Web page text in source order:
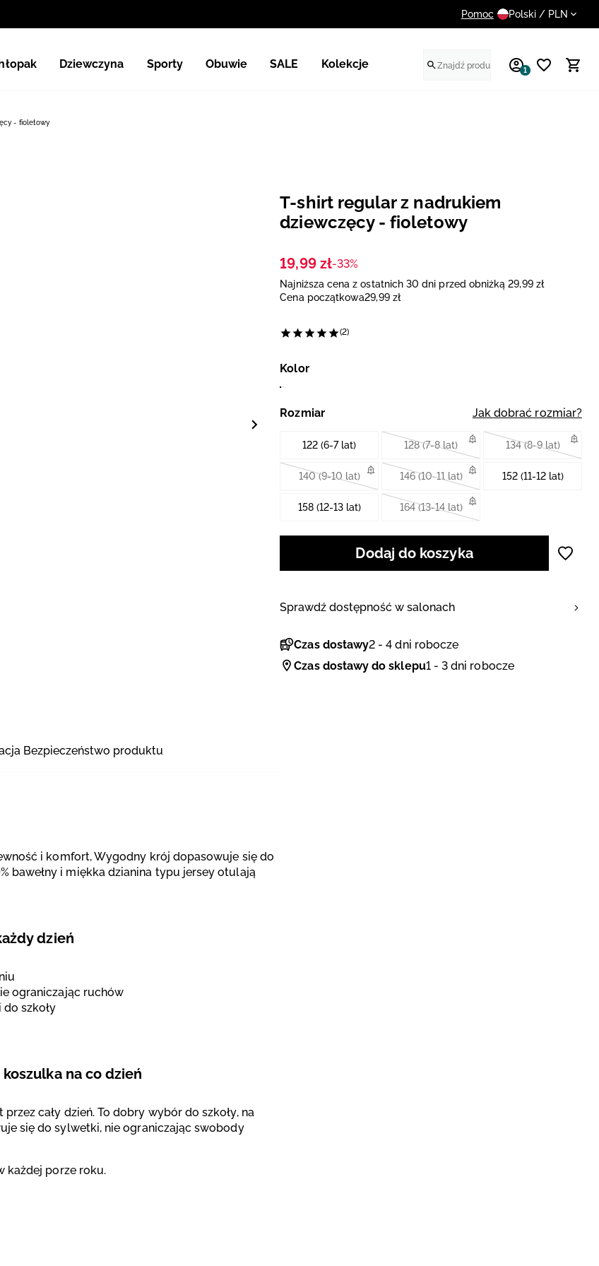
14 dni na darmowy zwrot
Pomoc Polski / PLN
Dziewczyna Sporty Obuwie SALE Kolekcje 1
- fioletowy
Bezpieczeństwo produktu
i komfort, Wygodny krój dopasowuje się do
bawełny i miękka dzianina typu jersey otulają
dzień
ograniczając ruchów
szkoły
na co dzień
cały dzień. To dobry wybór do szkoły, na
się do sylwetki, nie ograniczając swobody
każdej porze roku.
T-shirt regular z nadrukiem
dziewczęcy - fioletowy
19,99 zł-33%
Najniższa cena z ostatnich 30 dni przed obniżką 29,99 zł
Cena początkowa29,99 zł
(2)
Kolor
Rozmiar Jak dobrać rozmiar?
122 (6-7 lat) 128 (7-8 lat) 134 (8-9 lat)
140 (9-10 lat) 146 (10-11 lat) 152 (11-12 lat)
158 (12-13 lat) 164 (13-14 lat)
Dodaj do koszyka
Czas dostawy2 - 4 dni robocze
Czas dostawy do sklepu1 - 3 dni robocze
Sprawdź dostępność w salonach